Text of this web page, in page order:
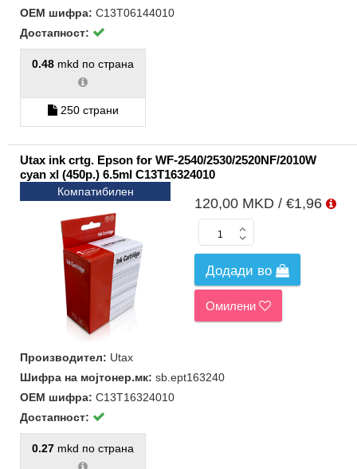
ОЕМ шифра: C13T06144010
Достапност:
0.48 mkd по страна
250 страни
Utax ink crtg. Epson for WF-2540/2530/2520NF/2010W
cyan xl (450p.) 6.5ml C13T16324010
Компатибилен
120,00 MKD / €1,96
Додади во
Омилени
Производител: Utax
Шифра на мојтонер.мк: sb.ept163240
ОЕМ шифра: C13T16324010
Достапност:
0.27 mkd по страна